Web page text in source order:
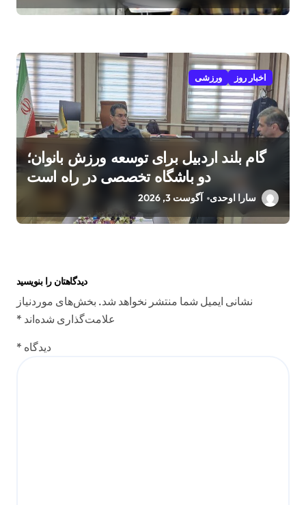
اخبار روز ورزشی
گام بلند اردبیل برای توسعه ورزش بانوان؛
دو باشگاه تخصصی در راه است
سارا اوحدی آگوست 3, 2026
دیدگاهتان را بنویسید
نشانی ایمیل شما منتشر نخواهد شد. بخش‌های موردنیاز
علامت‌گذاری شده‌اند *
دیدگاه *